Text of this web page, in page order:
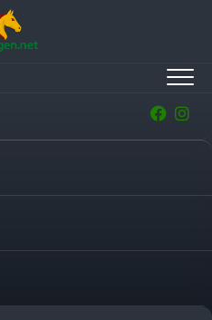
titel in ZZ-Zwaar